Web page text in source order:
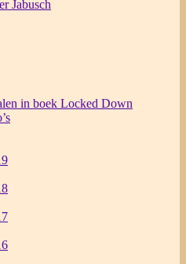
Jabusch
in boek Locked Down